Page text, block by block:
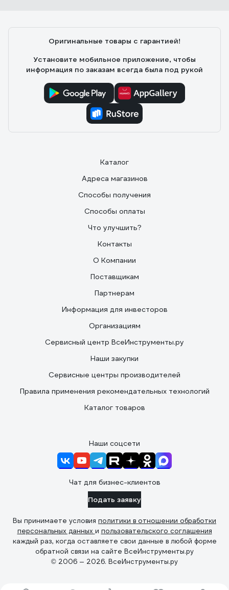
Оригинальные товары с гарантией!
Установите мобильное приложение, чтобы
информация по заказам всегда была под рукой
Каталог
Адреса магазинов
Способы получения
Способы оплаты
Что улучшить?
Контакты
О Компании
Поставщикам
Партнерам
Информация для инвесторов
Организациям
Сервисный центр ВсеИнструменты.ру
Наши закупки
Сервисные центры производителей
Правила применения рекомендательных технологий
Каталог товаров
Наши соцсети
Чат для бизнес-клиентов
Подать заявку
Вы принимаете условия политики в отношении обработки
персональных данных и пользовательского соглашения
каждый раз, когда оставляете свои данные в любой форме
обратной связи на сайте ВсеИнструменты.ру
© 2006 — 2026. ВсеИнструменты.ру